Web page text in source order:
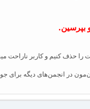
بپرسین.
حذف کنیم و کاربر ناراحت
در انجمن‌های دیگه برای